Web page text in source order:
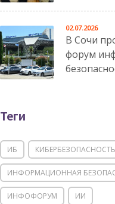
В Сочи
форум
02.07.2026
Теги
ИБ КИБЕРБЕЗОПАСНОСТЬ
ИНФОРМАЦИОННАЯ
ИНФОФОРУМ ИИ